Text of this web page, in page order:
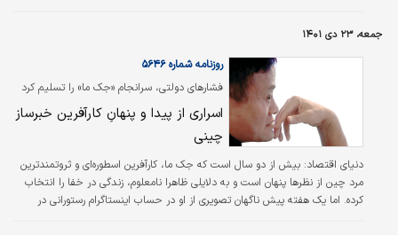
می‌‌‌تواند به آسیا کمک کند تا بهره‌‌‌وری کل و بازده
اقتصادی صنعت و اقتصاد خود را بهبود بخشد. از
آنجا که بخش‌‌‌هایی از قاره‌کهن درگیر پذیرفتن و
نپذیرفتن اقتصاد دیجیتال است، در نتیجه این
تردید تمام سویه‌‌‌های مختلف این تحول از جمله
جمعه، ۲۳ دی ۱۴۰۱
فشارهای دولتی، سرانجام «جک ما» را تسلیم کرد
روزنامه شماره ۵۶۴۶
اسراری از پیدا و پنهانِ کارآفرین خبرساز
چینی
دنياي اقتصاد: بیش از دو سال است که جک ما، کارآفرین اسطوره‌ای و ثروتمندترین
مرد چین از نظرها پنهان است و به دلایلی ظاهرا نامعلوم، زندگی در خفا را انتخاب
کرده. اما یک هفته پیش ناگهان تصویری از او در حساب اینستاگرام رستورانی در